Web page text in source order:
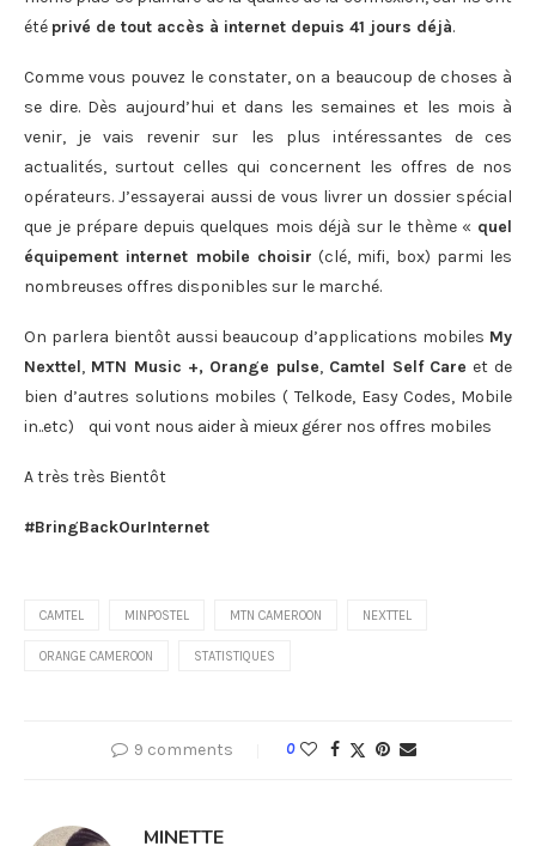
été privé de tout accès à internet depuis 41 jours déjà.
Comme vous pouvez le constater, on a beaucoup de choses à
se dire. Dès aujourd’hui et dans les semaines et les mois à
venir, je vais revenir sur les plus intéressantes de ces
actualités, surtout celles qui concernent les offres de nos
opérateurs. J’essayerai aussi de vous livrer un dossier spécial
que je prépare depuis quelques mois déjà sur le thème « quel
équipement internet mobile choisir (clé, mifi, box) parmi les
nombreuses offres disponibles sur le marché.
On parlera bientôt aussi beaucoup d’applications mobiles My
Nexttel, MTN Music +, Orange pulse, Camtel Self Care et de
bien d’autres solutions mobiles ( Telkode, Easy Codes, Mobile
in..etc) qui vont nous aider à mieux gérer nos offres mobiles
A très très Bientôt
#BringBackOurInternet
CAMTEL MINPOSTEL MTN CAMEROON NEXTTEL
ORANGE CAMEROON STATISTIQUES
9 comments 0
MINETTE